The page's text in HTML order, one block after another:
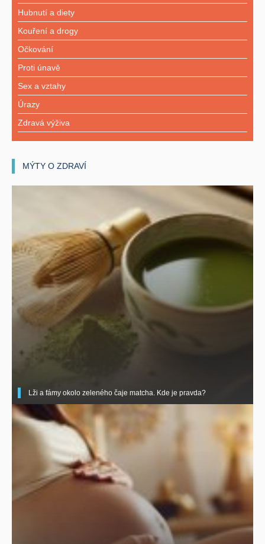
Hubnutí a diety
Kouření a drogy
Očkování
Proti únavě
Sex a vztahy
Úrazy
Zdravá výživa
MÝTY O ZDRAVÍ
Lži a fámy okolo zeleného čaje matcha. Kde je pravda?